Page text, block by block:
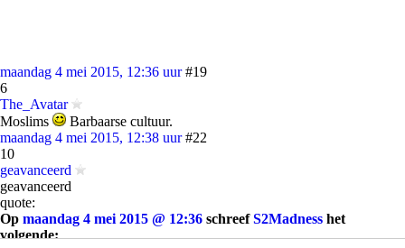
maandag 4 mei 2015, 12:36 uur #19
6
The_Avatar
Moslims
Barbaarse cultuur.
maandag 4 mei 2015, 12:38 uur #22
10
geavanceerd
geavanceerd
quote:
Op maandag 4 mei 2015 @ 12:36 schreefS2Madness het
volgende: